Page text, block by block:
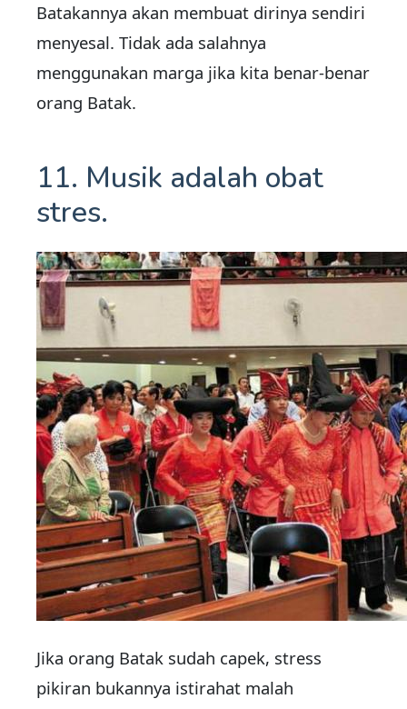
Batakannya akan membuat dirinya sendiri
menyesal. Tidak ada salahnya
menggunakan marga jika kita benar-benar
orang Batak.
11. Musik adalah obat
stres.
Jika orang Batak sudah capek, stress
pikiran bukannya istirahat malah